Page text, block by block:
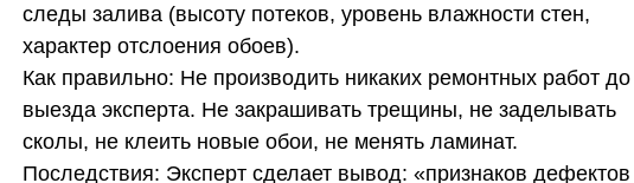
следы залива (высоту потеков, уровень влажности стен,
характер отслоения обоев).
Как правильно: Не производить никаких ремонтных работ до
выезда эксперта. Не закрашивать трещины, не заделывать
сколы, не клеить новые обои, не менять ламинат.
Последствия: Эксперт сделает вывод: «признаков дефектов